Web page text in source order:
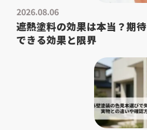
2026.08.06
遮熱塗料の効果は本当？期待
できる効果と限界